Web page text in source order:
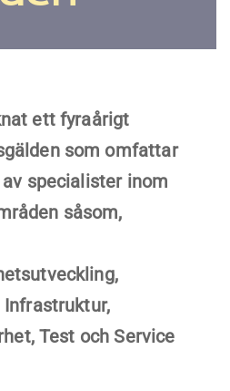
ett fyraårigt
som omfattar
specialister inom
såsom,
Test och Service